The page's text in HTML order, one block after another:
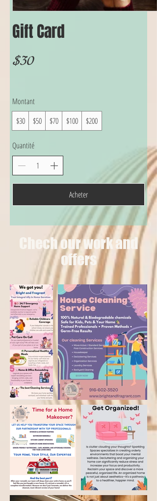
Gift Card
$30
Montant
$30
$50 $70 $100 $200
Quantité
Acheter
Chech our work and
offers